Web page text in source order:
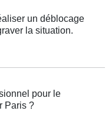
un déblocage
la situation.
pour le
Paris ?